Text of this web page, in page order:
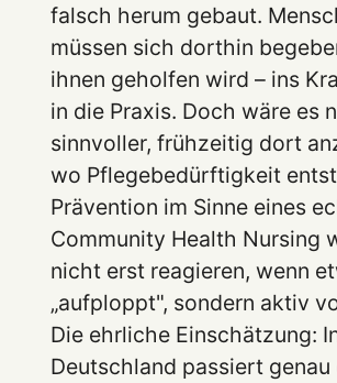
falsch herum gebaut.
müssen sich dorthin
ihnen geholfen wird – ins
in die Praxis. Doch wäre es
sinnvoller, frühzeitig dort
wo Pflegebedürftigkeit
Prävention im Sinne eines
Community Health Nursing
nicht erst reagieren, wenn
„aufploppt", sondern aktiv
Die ehrliche Einschätzung:
Deutschland passiert genau